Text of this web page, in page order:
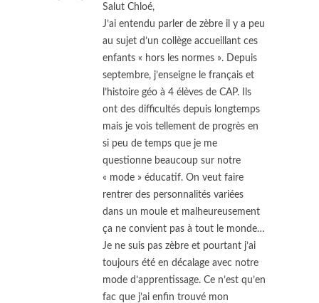
Salut Chloé,
J’ai entendu parler de zèbre il y a peu
au sujet d’un collège accueillant ces
enfants « hors les normes ». Depuis
septembre, j’enseigne le français et
l’histoire géo à 4 élèves de CAP. Ils
ont des difficultés depuis longtemps
mais je vois tellement de progrès en
si peu de temps que je me
questionne beaucoup sur notre
« mode » éducatif. On veut faire
rentrer des personnalités variées
dans un moule et malheureusement
ça ne convient pas à tout le monde…
Je ne suis pas zèbre et pourtant j’ai
toujours été en décalage avec notre
mode d’apprentissage. Ce n’est qu’en
fac que j’ai enfin trouvé mon